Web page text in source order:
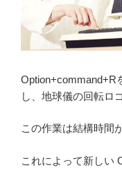
Option+command+R
し、地球儀の回転ロ
この作業は結構時間
これによって新しい